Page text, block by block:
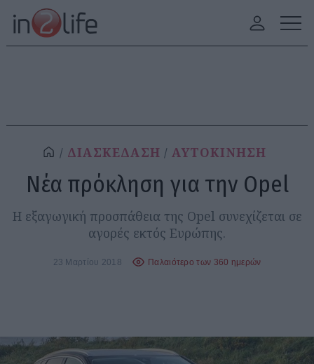
ΔΙΑΣΚΕΔΑΣΗ ΑΥΤΟΚΙΝΗΣΗ
Νέα πρόκληση για την Opel
Η εξαγωγική προσπάθεια της Opel συνεχίζεται σε
αγορές εκτός Ευρώπης.
23 Μαρτίου 2018 Παλαιότερο των 360 ημερών